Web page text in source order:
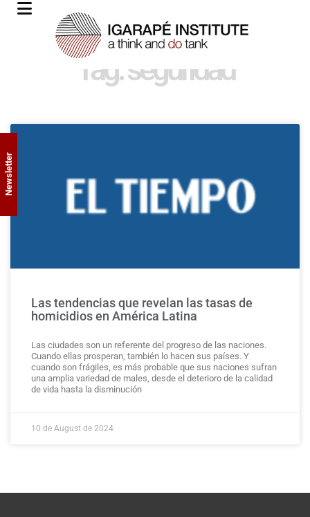
Tag: seguridad
Las tendencias que revelan las tasas de
homicidios en América Latina
Las ciudades son un referente del progreso de las naciones.
Cuando ellas prosperan, también lo hacen sus países. Y
cuando son frágiles, es más probable que sus naciones sufran
una amplia variedad de males, desde el deterioro de la calidad
de vida hasta la disminución
10 de August de 2024
Newsletter